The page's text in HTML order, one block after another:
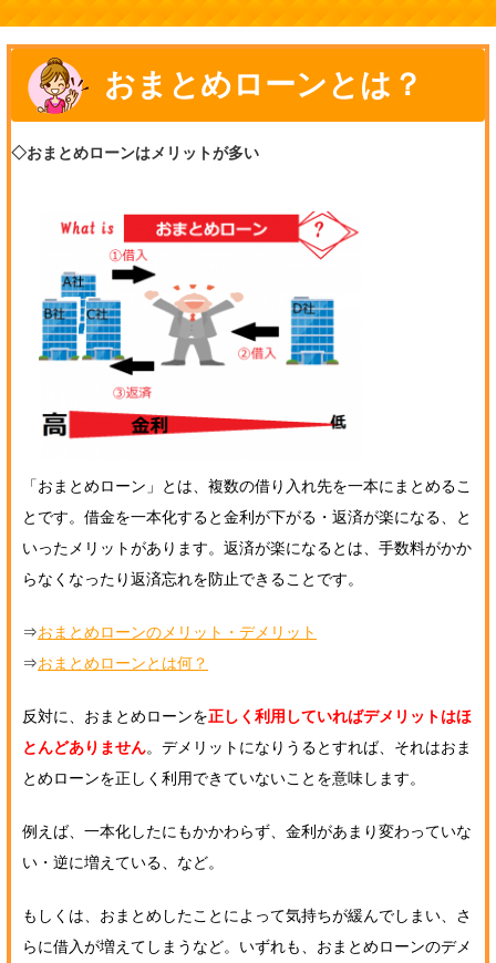
おまとめローンとは？
◇おまとめローンはメリットが多い
「おまとめローン」とは、複数の借り入れ先を一本にまとめるこ
とです。借金を一本化すると金利が下がる・返済が楽になる、と
いったメリットがあります。返済が楽になるとは、手数料がかか
らなくなったり返済忘れを防止できることです。
⇒おまとめローンのメリット・デメリット
⇒おまとめローンとは何？
反対に、おまとめローンを正しく利用していればデメリットはほ
とんどありません。デメリットになりうるとすれば、それはおま
とめローンを正しく利用できていないことを意味します。
例えば、一本化したにもかかわらず、金利があまり変わっていな
い・逆に増えている、など。
もしくは、おまとめしたことによって気持ちが緩んでしまい、さ
らに借入が増えてしまうなど。いずれも、おまとめローンのデメ